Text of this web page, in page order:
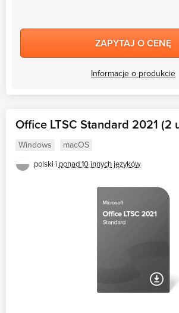
ZAPYTAJ O CENĘ
Informacje o produkcie
Office LTSC Standard 2021 (2
Windows macOS
polski i ponad 10 innych języków